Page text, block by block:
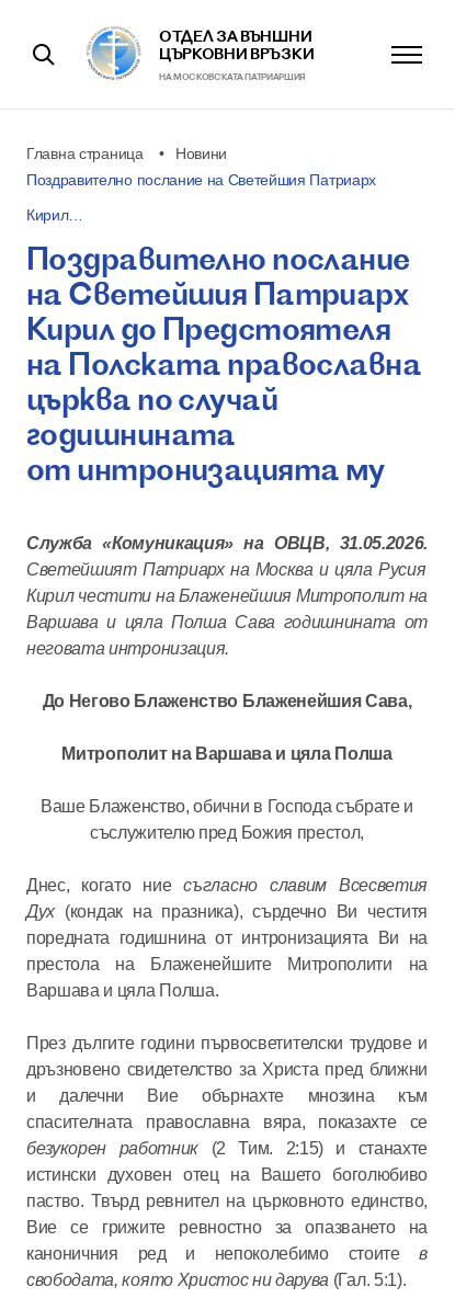
ОТДЕЛ ЗА ВЪНШНИ
ЦЪРКОВНИ ВРЪЗКИ
НА МОСКОВСКАТА ПАТРИАРШИЯ
Главна страница
Новини
Поздравително послание на Светейшия Патриарх
Кирил…
Поздравително послание
на Светейшия Патриарх
Кирил до Предстоятеля
на Полската православна
църква по случай
годишнината
от интронизацията му
Служба «Комуникация» на ОВЦВ, 31.05.2026.
Светейшият Патриарх на Москва и цяла Русия
Кирил честити на Блаженейшия Митрополит на
Варшава и цяла Полша Сава годишнината от
неговата интронизация.
До Негово Блаженство Блаженейшия Сава,
Митрополит на Варшава и цяла Полша
Ваше Блаженство, обични в Господа събрате и
съслужителю пред Божия престол,
Днес, когато ниесъгласно славим Всесветия
Дух (кондак на празника), сърдечно Ви честитя
поредната годишнина от интронизацията Ви на
престола на Блаженейшите Митрополити на
Варшава и цяла Полша.
През дългите години първосветителски трудове и
дръзновено свидетелство за Христа пред ближни
и далечни Вие обърнахте мнозина към
спасителната православна вяра, показахте се
безукорен работник (2 Тим. 2:15) и станахте
истински духовен отец на Вашето боголюбиво
паство. Твърд ревнител на църковното единство,
Вие се грижите ревностно за опазването на
каноничния ред и непоколебимо стоитев
свободата, която Христос ни дарува (Гал. 5:1).